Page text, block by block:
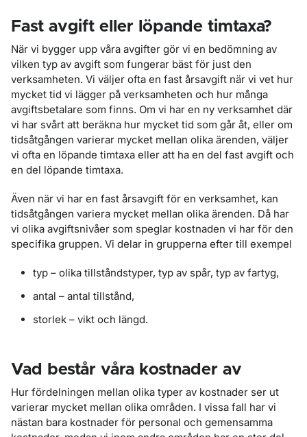
Fast avgift eller löpande timtaxa?
När vi bygger upp våra avgifter gör vi en bedömning av
vilken typ av avgift som fungerar bäst för just den
verksamheten. Vi väljer ofta en fast årsavgift när vi vet hur
mycket tid vi lägger på verksamheten och hur många
avgiftsbetalare som finns. Om vi har en ny verksamhet där
vi har svårt att beräkna hur mycket tid som går åt, eller om
tidsåtgången varierar mycket mellan olika ärenden, väljer
vi ofta en löpande timtaxa eller att ha en del fast avgift och
en del löpande timtaxa.
Även när vi har en fast årsavgift för en verksamhet, kan
tidsåtgången variera mycket mellan olika ärenden. Då har
vi olika avgiftsnivåer som speglar kostnaden vi har för den
specifika gruppen. Vi delar in grupperna efter till exempel
typ – olika tillståndstyper, typ av spår, typ av fartyg,
antal – antal tillstånd,
storlek – vikt och längd.
Vad består våra kostnader av
Hur fördelningen mellan olika typer av kostnader ser ut
varierar mycket mellan olika områden. I vissa fall har vi
nästan bara kostnader för personal och gemensamma